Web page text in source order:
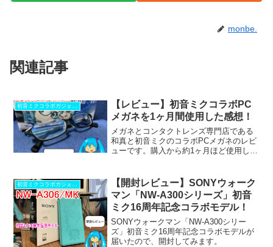
monbe.
関連記事
【レビュー】初音ミクコラボPC
メガネを1ヶ月間使用した感想！
メガネとコンタクトレンズ専門店である
和真と初音ミクのコラボPCメガネのレビ
ューです。購入から約1ヶ月ほど使用しま
初音ミクコラボガジェット
【開封レビュー】SONYウォーク
マン「NW-A300シリーズ」初音
ミク16周年記念コラボモデル！
SONYウォークマン「NW-A300シリー
ズ」初音ミク16周年記念コラボモデルが
届いたので、開封してみます。